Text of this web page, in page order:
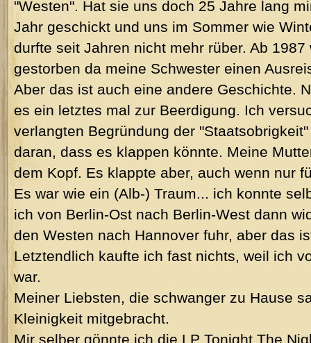
"Westen". Hat sie uns doch 25 Jahre lang
Jahr geschickt und uns im Sommer wie
durfte seit Jahren nicht mehr rüber. Ab
gestorben da meine Schwester einen
Aber das ist auch eine andere Geschichte.
es ein letztes mal zur Beerdigung. Ich
verlangten Begründung der
daran, dass es klappen könnte. Meine
dem Kopf. Es klappte aber, auch wenn nur
Es war wie ein (Alb-) Traum... ich konnte
ich von Berlin-Ost nach Berlin-West dann
den Westen nach Hannover fuhr, aber das
Letztendlich kaufte ich fast nichts, weil ich
war.
Meiner Liebsten, die schwanger zu Hause
Kleinigkeit mitgebracht.
Mir selber gönnte ich die LP Tonight The